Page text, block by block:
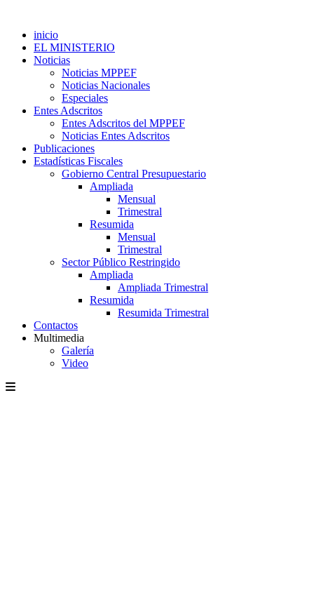
inicio
EL MINISTERIO
Noticias
Noticias MPPEF
Noticias Nacionales
Especiales
Entes Adscritos
Entes Adscritos del MPPEF
Noticias Entes Adscritos
Publicaciones
Estadísticas Fiscales
Gobierno Central Presupuestario
Ampliada
Mensual
Trimestral
Resumida
Mensual
Trimestral
Sector Público Restringido
Ampliada
Ampliada Trimestral
Resumida
Resumida Trimestral
Contactos
Multimedia
Galería
Video